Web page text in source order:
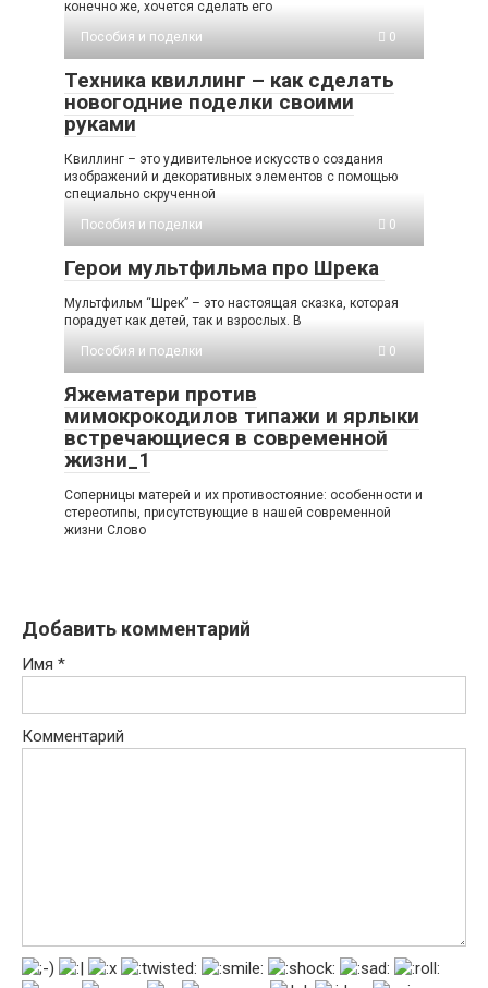
конечно же, хочется сделать его
Пособия и поделки
0
Техника квиллинг – как сделать
новогодние поделки своими
руками
Квиллинг – это удивительное искусство создания
изображений и декоративных элементов с помощью
специально скрученной
Пособия и поделки
0
Герои мультфильма про Шрека
Мультфильм “Шрек” – это настоящая сказка, которая
порадует как детей, так и взрослых. В
Пособия и поделки
0
Яжематери против
мимокрокодилов типажи и ярлыки
встречающиеся в современной
жизни_1
Соперницы матерей и их противостояние: особенности и
стереотипы, присутствующие в нашей современной
жизни Слово
Добавить комментарий
Имя *
Комментарий